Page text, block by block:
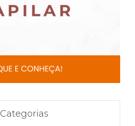
Categorias